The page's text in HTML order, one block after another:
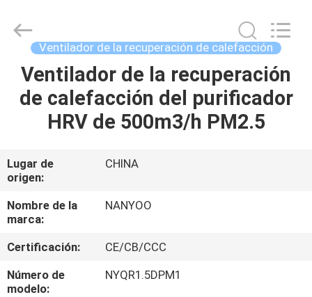
HOGAR
PRODUCTOS
SOBRE
NOSOTROS
VIAJE
DE
LA
ventilación
Proveedor.
Copyright
Nanhai
Ltd..
Rights
Ventilador de la recuperación de calefacción
Ventilador de la recuperación
de calefacción del purificador
HRV de 500m3/h PM2.5
Lugar de
origen:
CHINA
Nombre de la
marca:
NANYOO
Certificación:
CE/CB/CCC
Número de
modelo:
NYQR1.5DPM1